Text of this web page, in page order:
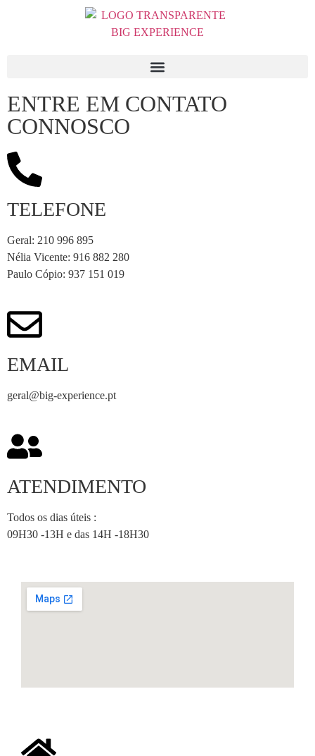
ENTRE EM CONTATO
CONNOSCO
TELEFONE
Geral: 210 996 895
Nélia Vicente: 916 882 280
Paulo Cópio: 937 151 019
EMAIL
geral@big-experience.pt
ATENDIMENTO
Todos os dias úteis :
09H30 -13H e das 14H -18H30